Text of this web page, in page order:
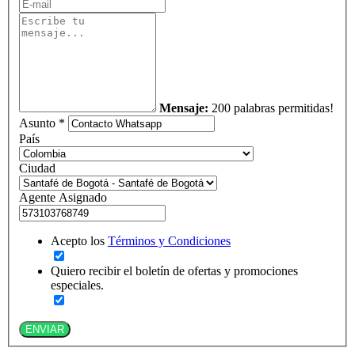
Mensaje: 200 palabras permitidas!
Asunto *
País
Ciudad
Agente Asignado
Acepto los Términos y Condiciones
Quiero recibir el boletín de ofertas y promociones
especiales.
ENVIAR